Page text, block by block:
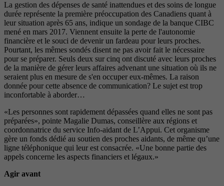
La gestion des dépenses de santé inattendues et des soins de longue
durée représente la première préoccupation des Canadiens quant à
leur situation après 65 ans, indique un sondage de la banque CIBC
mené en mars 2017. Viennent ensuite la perte de l'autonomie
financière et le souci de devenir un fardeau pour leurs proches.
Pourtant, les mêmes sondés disent ne pas avoir fait le nécessaire
pour se préparer. Seuls deux sur cinq ont discuté avec leurs proches
de la manière de gérer leurs affaires advenant une situation où ils ne
seraient plus en mesure de s'en occuper eux-mêmes. La raison
donnée pour cette absence de communication? Le sujet est trop
inconfortable à aborder…
«Les personnes sont rapidement dépassées quand elles ne sont pas
préparées», pointe Magalie Dumas, conseillère aux régions et
coordonnatrice du service Info-aidant de L’Appui. Cet organisme
gère un fonds dédié au soutien des proches aidants, de même qu’une
ligne téléphonique qui leur est consacrée. «Une bonne partie des
appels concerne les aspects financiers et légaux.»
Agir avant